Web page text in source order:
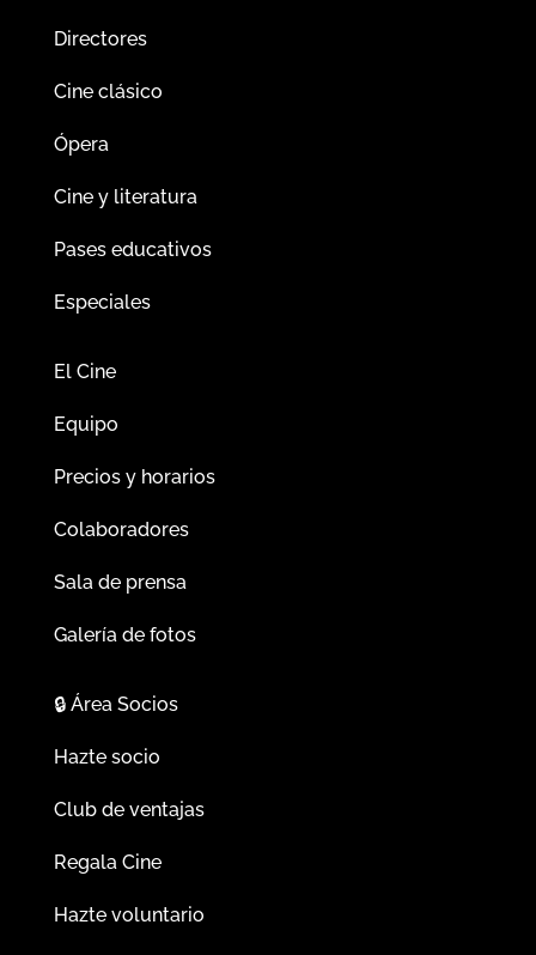
Directores
Cine clásico
Ópera
Cine y literatura
Pases educativos
Especiales
El Cine
Equipo
Precios y horarios
Colaboradores
Sala de prensa
Galería de fotos
🔒Área Socios
Hazte socio
Club de ventajas
Regala Cine
Hazte voluntario